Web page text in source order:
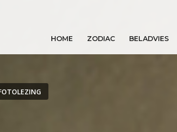
HOME ZODIAC BELADVIES